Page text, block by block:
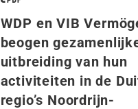
WDP en VIB
beogen
uitbreiding van hun
activiteiten in de
regio’s Noordrijn-